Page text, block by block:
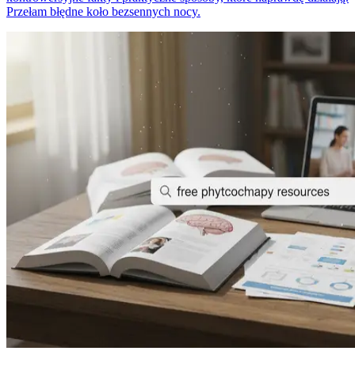
Przełam błędne koło bezsennych nocy.